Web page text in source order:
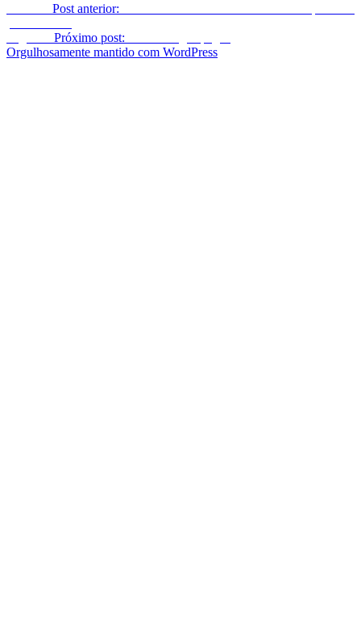
Post anterior:
Próximo post:
Orgulhosamente mantido com WordPress